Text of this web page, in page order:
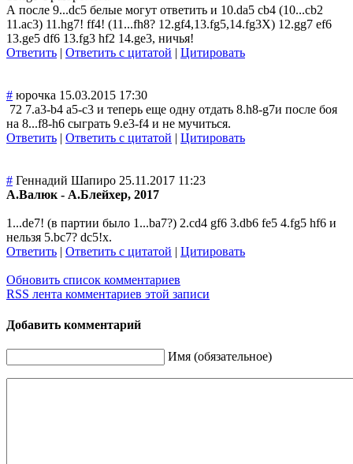
А после 9...dc5 белые могут ответить и 10.da5 cb4 (10...cb2
11.ac3) 11.hg7! ff4! (11...fh8? 12.gf4,13.fg5,14.fg3X) 12.gg7 ef6
13.ge5 df6 13.fg3 hf2 14.ge3, ничья!
Ответить | Ответить с цитатой | Цитировать
# юрочка 15.03.2015 17:30
72 7.a3-b4 a5-c3 и теперь еще одну отдать 8.h8-g7и после боя
на 8...f8-h6 сыграть 9.e3-f4 и не мучиться.
Ответить | Ответить с цитатой | Цитировать
# Геннадий Шапиро 25.11.2017 11:23
А.Валюк - А.Блейхер, 2017
1...de7! (в партии было 1...ba7?) 2.cd4 gf6 3.db6 fe5 4.fg5 hf6 и
нельзя 5.bc7? dc5!x.
Ответить | Ответить с цитатой | Цитировать
Обновить список комментариев
RSS лента комментариев этой записи
Добавить комментарий
Имя (обязательное)